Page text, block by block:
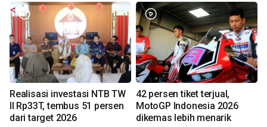
Realisasi investasi NTB TW
II Rp33T, tembus 51 persen
dari target 2026
42 persen tiket terjual,
MotoGP Indonesia 2026
dikemas lebih menarik